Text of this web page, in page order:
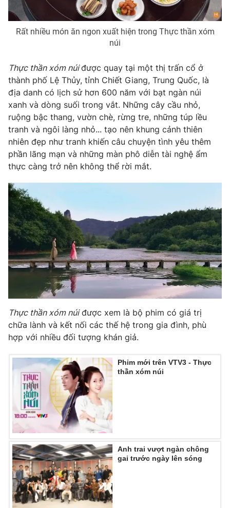
VTV9 VTV8
English
THỜI BÁO VTV
Theo dõi báo trên
Cơ quan báo chí:
Giấy phép hoạt động báo in và báo điện tử số 483/GP-BTTTT
cấp ngày 29/12/2023
Tổng Biên tập: Vũ Thanh Thủy
Phó Tổng Biên tập:Nguyễn Thị Mỹ Hạnh, Phạm Quốc Thắng,
Nguyễn Trọng Ninh
Tổng đài VTV:024.38 355 931 - 024.38 355 932
Ðiện thoại Thời báo VTV:
Email:toasoan@vtv.vn
Liên hệ quảng cáo:024-7300.7108
® Cấm sao chép dưới mọi hình thức nếu không có sự chấp
thuận bằng văn bản. Ghi rõ nguồn VTV.vn khi phát hành lại
thông tin từ website này.
Rất nhiều món ăn ngon xuất hiện trong Thực thần xóm
núi
Thực thần xóm núiđược quay tại một thị trấn cổ ở
thành phố Lệ Thủy, tỉnh Chiết Giang, Trung Quốc, là
địa danh có lịch sử hơn 600 năm với bạt ngàn núi
xanh và dòng suối trong vắt. Những cây cầu nhỏ,
ruộng bậc thang, vườn chè, rừng tre, những túp lều
tranh và ngôi làng nhỏ... tạo nên khung cảnh thiên
nhiên đẹp như tranh khiến câu chuyện tình yêu thêm
phần lãng mạn và những màn phô diễn tài nghệ ẩm
thực càng trở nên không thể rời mắt.
Thực thần xóm núiđược xem là bộ phim có giá trị
chữa lành và kết nối các thế hệ trong gia đình, phù
hợp với nhiều đối tượng khán giả.
Phim mới trên VTV3 - Thực
thần xóm núi
Anh trai vượt ngàn chông
gai trước ngày lên sóng